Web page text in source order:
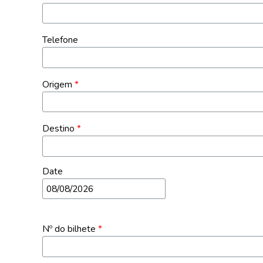
Telefone
Origem *
Destino *
Date
Nº do bilhete *